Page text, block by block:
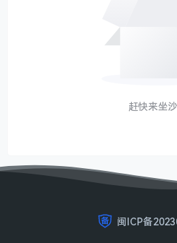
赶快来坐
闽ICP备